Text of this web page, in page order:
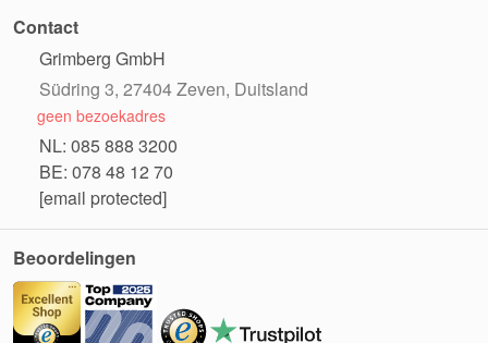
Contact
Grimberg GmbH
Südring 3, 27404 Zeven, Duitsland
geen bezoekadres
NL: 085 888 3200
BE: 078 48 12 70
[email protected]
Beoordelingen